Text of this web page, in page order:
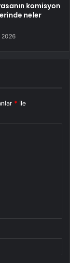
komisyon
neler
2026
* ile